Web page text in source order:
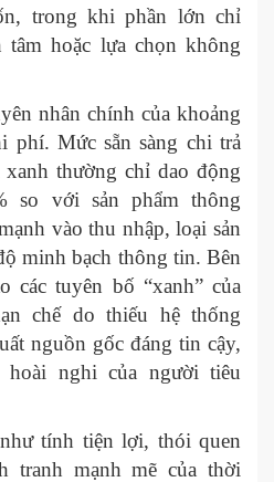
trong khi phần lớn chỉ
hoặc lựa chọn không
nhân chính của khoảng
phí. Mức sẵn sàng chi trả
xanh thường chỉ dao động
so với sản phẩm thông
vào thu nhập, loại sản
minh bạch thông tin. Bên
các tuyên bố “xanh” của
chế do thiếu hệ thống
nguồn gốc đáng tin cậy,
nghi của người tiêu
tính tiện lợi, thói quen
tranh mạnh mẽ của thời